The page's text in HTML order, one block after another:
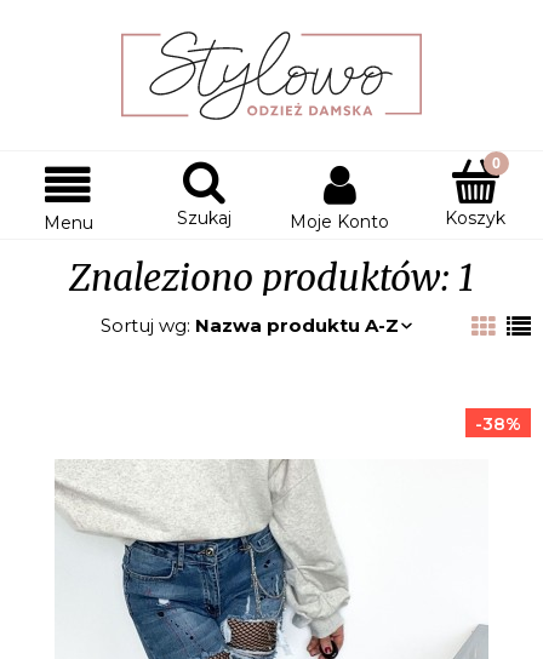
Menu Szukaj Moje Konto Koszyk
Znaleziono produktów: 1
Sortuj wg: Nazwa produktu A-Z
-38%